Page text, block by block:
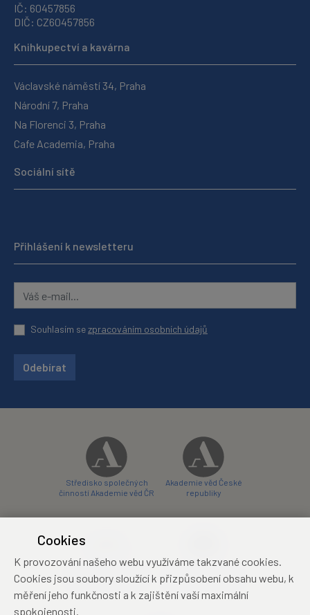
IČ: 60457856
DIČ: CZ60457856
Knihkupectví a kavárna
Václavské náměstí 34, Praha
Národní 7, Praha
Na Florenci 3, Praha
Cafe Academia, Praha
Sociální sítě
Přihlášení k newsletteru
Souhlasím sezpracováním osobních údajů
Odebírat
Středisko společných
činností Akademie věd ČR
Akademie věd České
republiky
konferenční centrum
Zámecký hotel Třešť
konferenční centrum
Cookies
K provozování našeho webu využíváme takzvané cookies.
Cookies jsou soubory sloužící k přizpůsobení obsahu webu, k
měření jeho funkčnosti a k zajištění vaší maximální
spokojenosti.